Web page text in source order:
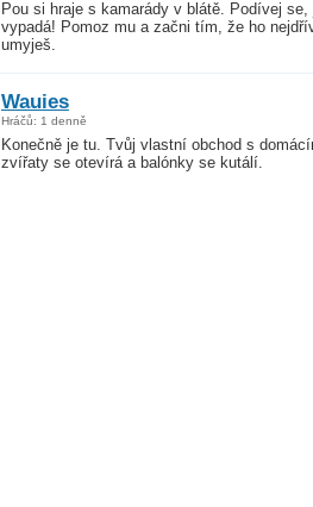
Pou si hraje s kamarády v blátě. Podívej se,
vypadá! Pomoz mu a začni tím, že ho
umyješ.
Wauies
Hráčů: 1 denně
Konečně je tu. Tvůj vlastní obchod s
zvířaty se otevírá a balónky se kutálí.